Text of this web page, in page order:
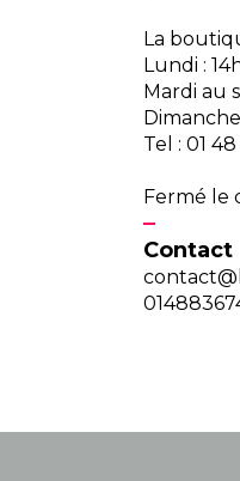
La
Lundi :
Mardi au
Tel : 01
Fermé le
Contact